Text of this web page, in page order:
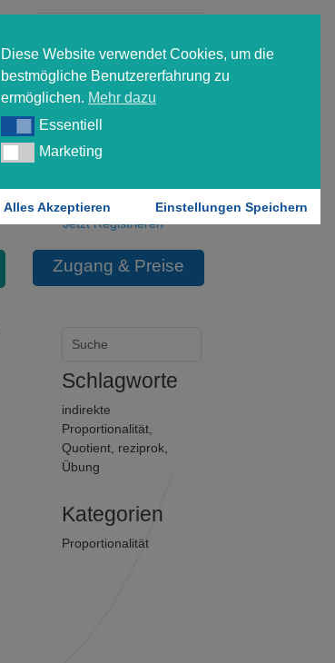
Diese Website verwendet Cookies, um die
bestmögliche Benutzererfahrung zu
ermöglichen. Mehr dazu
EssentiellEssentiell
MarketingMarketing
Alles Akzeptieren Einstellungen Speichern
Forgot your password?
Jetzt Registrieren
Zugang & Preise
Schlagworte
indirekte
Proportionalität,
Quotient, reziprok,
Übung
Kategorien
Proportionalität